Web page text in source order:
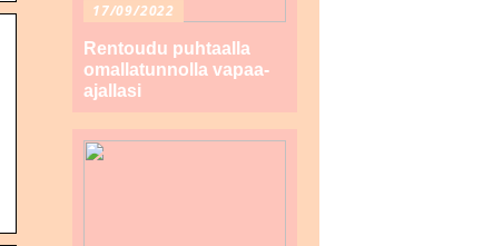
17/09/2022
Rentoudu puhtaalla
omallatunnolla vapaa-
ajallasi